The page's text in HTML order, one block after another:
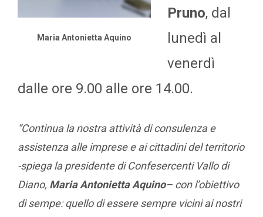
Maria Antonietta Aquino
Pruno, dal
lunedì al
venerdì
dalle ore 9.00 alle ore 14.00.
“Continua la nostra attività di consulenza e
assistenza alle imprese e ai cittadini del territorio
-spiega la presidente di Confesercenti Vallo di
Diano, Maria Antonietta Aquino– con l’obiettivo
di sempe: quello di essere sempre vicini ai nostri